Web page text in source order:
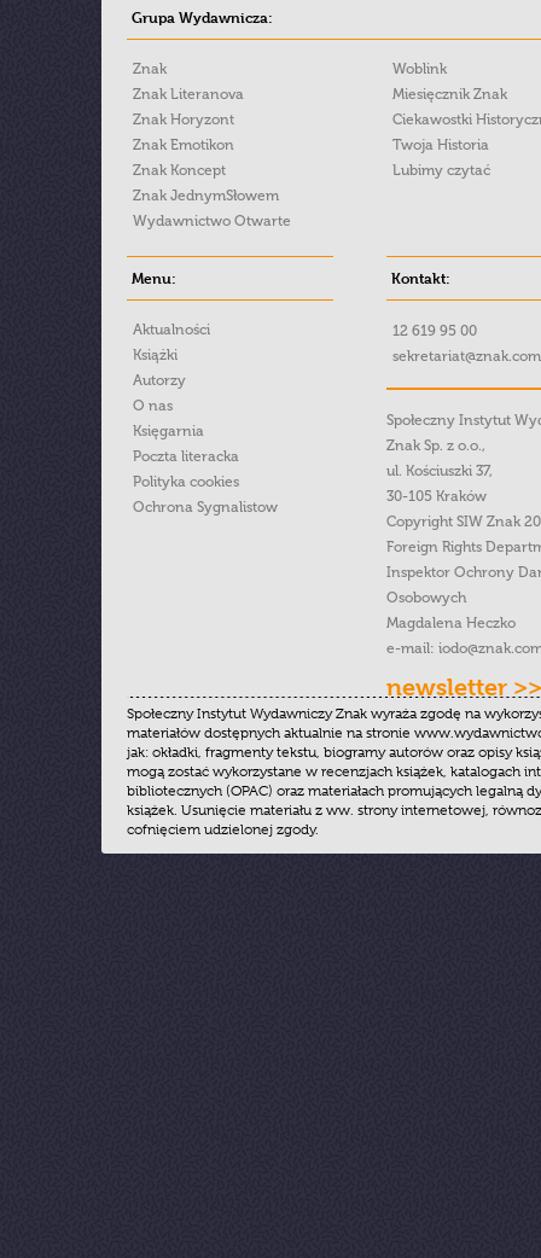
Grupa Wydawnicza:
Znak
Znak Literanova
Znak Horyzont
Znak Emotikon
Znak Koncept
Znak JednymSłowem
Wydawnictwo Otwarte
Woblink
Miesięcznik Znak
Ciekawostki
Twoja Historia
Lubimy czytać
Menu:
Aktualności
Książki
Autorzy
O nas
Księgarnia
Poczta literacka
Polityka cookies
Ochrona Sygnalistow
Kontakt:
12 619 95 00
Społeczny Instytut
Znak Sp. z o.o.,
ul. Kościuszki 37,
30-105 Kraków
Copyright SIW Znak
Foreign Rights
Inspektor Ochrony
Osobowych
Magdalena Heczko
e-mail:
newsletter >>
Społeczny Instytut Wydawniczy Znak wyraża zgodę na
materiałów dostępnych aktualnie na stronie
jak: okładki, fragmenty tekstu, biogramy autorów oraz opisy
mogą zostać wykorzystane w recenzjach książek, katalogach
bibliotecznych (OPAC) oraz materiałach promujących legalną
książek. Usunięcie materiału z ww. strony internetowej,
cofnięciem udzielonej zgody.